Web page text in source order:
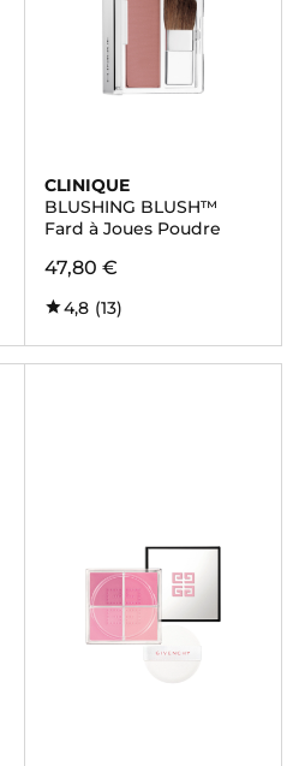
CLINIQUE
BLUSHING BLUSH™
Fard à Joues Poudre
47,80 €
4,8 (13)